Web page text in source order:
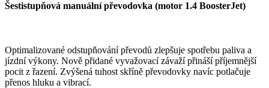
Šestistupňová manuální převodovka (motor 1.4 BoosterJet)
Optimalizované odstupňování převodů zlepšuje spotřebu paliva a
jízdní výkony. Nově přidané vyvažovací závaží přináší příjemnější
pocit z řazení. Zvýšená tuhost skříně převodovky navíc potlačuje
přenos hluku a vibrací.